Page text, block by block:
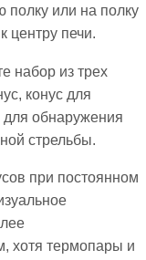
полку или на полку
центру печи.
набор из трех
конус для
обнаружения
стрельбы.
при постоянном
хотя термопары и